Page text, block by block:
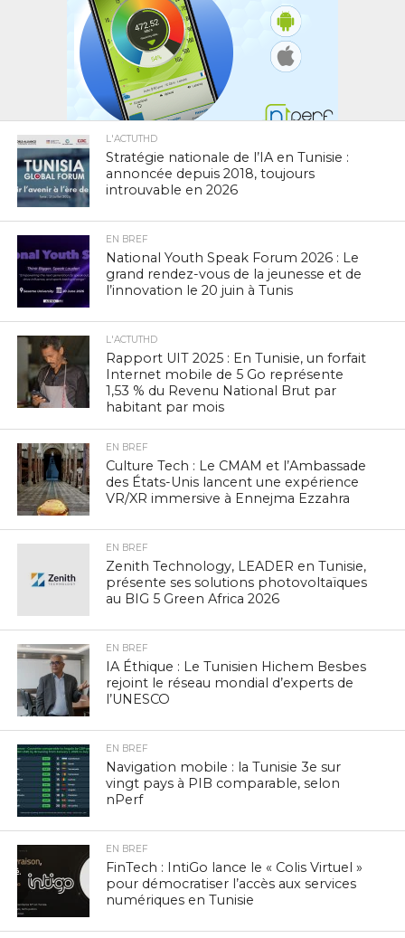
L'ACTUTHD
Stratégie nationale de l’IA en Tunisie :
annoncée depuis 2018, toujours
introuvable en 2026
EN BREF
National Youth Speak Forum 2026 : Le
grand rendez-vous de la jeunesse et de
l’innovation le 20 juin à Tunis
L'ACTUTHD
Rapport UIT 2025 : En Tunisie, un forfait
Internet mobile de 5 Go représente
1,53 % du Revenu National Brut par
habitant par mois
EN BREF
Culture Tech : Le CMAM et l’Ambassade
des États-Unis lancent une expérience
VR/XR immersive à Ennejma Ezzahra
EN BREF
Zenith Technology, LEADER en Tunisie,
présente ses solutions photovoltaïques
au BIG 5 Green Africa 2026
EN BREF
IA Éthique : Le Tunisien Hichem Besbes
rejoint le réseau mondial d’experts de
l’UNESCO
EN BREF
Navigation mobile : la Tunisie 3e sur
vingt pays à PIB comparable, selon
nPerf
EN BREF
FinTech : IntiGo lance le « Colis Virtuel »
pour démocratiser l’accès aux services
numériques en Tunisie